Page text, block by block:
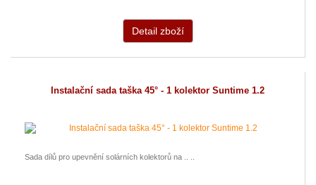
Detail zboží
Instalační sada taška 45° - 1 kolektor Suntime 1.2
Sada dílů pro upevnění solárních kolektorů na .. ..